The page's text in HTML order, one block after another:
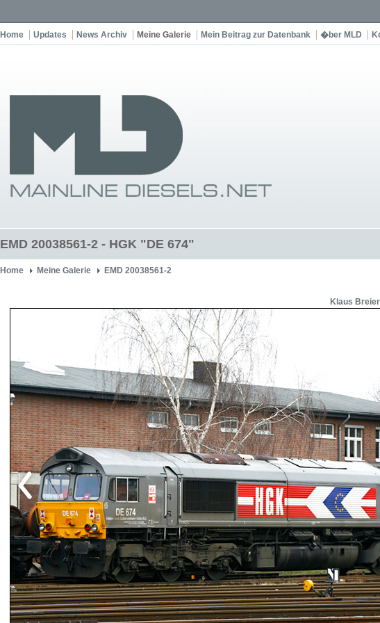
Home Updates News Archiv Meine Galerie Mein Beitrag zur Datenbank �ber MLD
EMD 20038561-2 - HGK "DE 674"
Home Meine Galerie EMD 20038561-2
Klaus Breier